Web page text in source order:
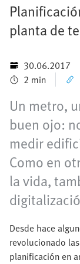
planta de
30.06.2017
2 min
Un metro,
buen ojo:
medir
Como en
la vida,
Desde hace
revolucionado
planificación en